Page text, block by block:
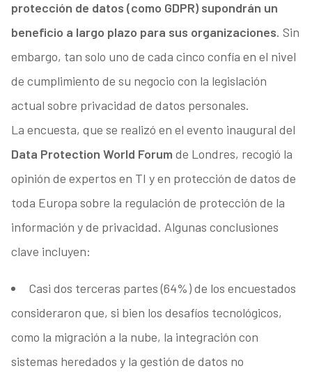
protección de datos (como GDPR) supondrán un
beneficio a largo plazo para sus organizaciones. Sin
embargo, tan solo uno de cada cinco confía en el nivel
de cumplimiento de su negocio con la legislación
actual sobre privacidad de datos personales.
La encuesta, que se realizó en el evento inaugural del
Data Protection World Forum de Londres, recogió la
opinión de expertos en TI y en protección de datos de
toda Europa sobre la regulación de protección de la
información y de privacidad. Algunas conclusiones
clave incluyen:
Casi dos terceras partes (64%) de los encuestados
consideraron que, si bien los desafíos tecnológicos,
como la migración a la nube, la integración con
sistemas heredados y la gestión de datos no